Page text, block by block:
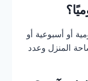
أو أسبوعية أو
المنزل وعدد